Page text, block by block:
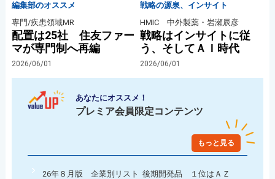
編集部のオススメ
専門/疾患領域MR
配置は25社 住友ファー
マが専門制へ再編
2026/06/01
戦略の源泉、インサイト
HMIC 中外製薬・岩瀬辰彦
戦略はインサイトに従
う、そしてＡＩ時代
2026/06/01
あなたにオススメ！
プレミア会員限定コンテンツ
もっと見る
26年８月版 企業別リスト 後期開発品 １位はＡＺ